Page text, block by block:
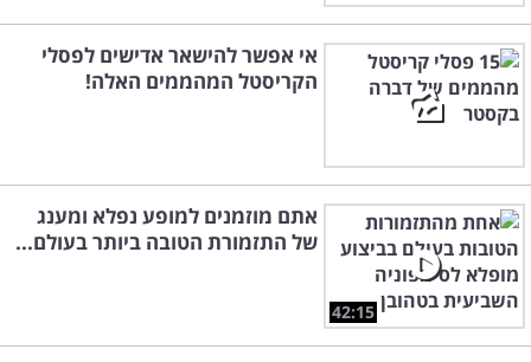
אי אפשר להישאר אדישים לפסלי
הקריסטל המהממים האלה!
42:15
אתם מוזמנים למופע נפלא ומענג
של התזמורת הטובה ביותר בעולם...